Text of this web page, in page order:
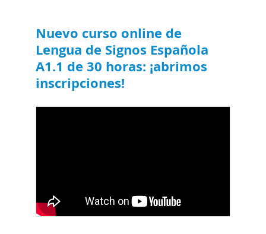
Nuevo curso online de
Lengua de Signos Española
A1.1 de 30 horas: ¡abrimos
inscripciones!